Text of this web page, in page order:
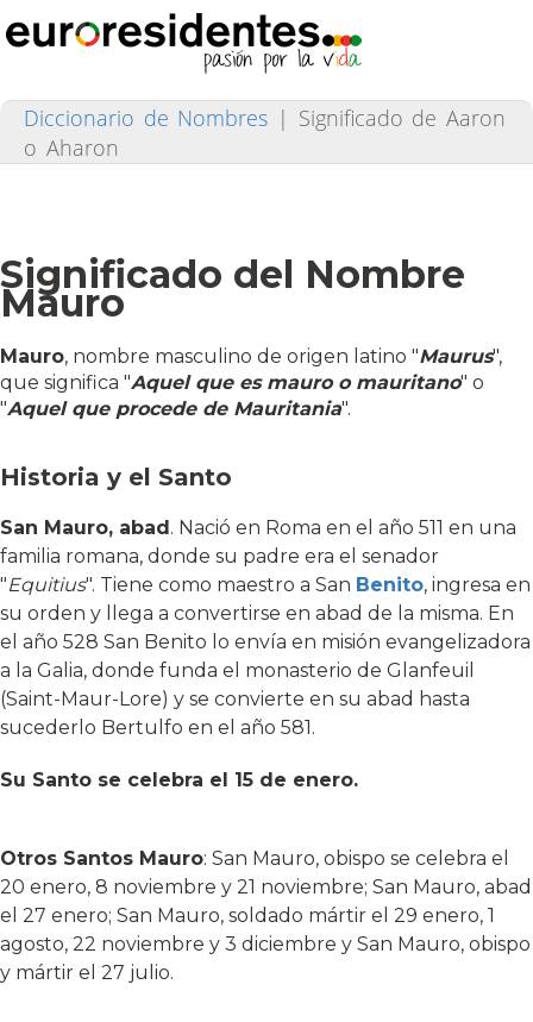
Diccionario de Nombres | Significado de Aaron
o Aharon
Significado del Nombre
Mauro
Mauro, nombre masculino de origen latino "Maurus",
que significa "Aquel que es mauro o mauritano" o
"Aquel que procede de Mauritania".
Historia y el Santo
San Mauro, abad. Nació en Roma en el año 511 en una
familia romana, donde su padre era el senador
"Equitius". Tiene como maestro a San Benito, ingresa en
su orden y llega a convertirse en abad de la misma. En
el año 528 San Benito lo envía en misión evangelizadora
a la Galia, donde funda el monasterio de Glanfeuil
(Saint-Maur-Lore) y se convierte en su abad hasta
sucederlo Bertulfo en el año 581.
Su Santo se celebra el 15 de enero.
Otros Santos Mauro: San Mauro, obispo se celebra el
20 enero, 8 noviembre y 21 noviembre; San Mauro, abad
el 27 enero; San Mauro, soldado mártir el 29 enero, 1
agosto, 22 noviembre y 3 diciembre y San Mauro, obispo
y mártir el 27 julio.